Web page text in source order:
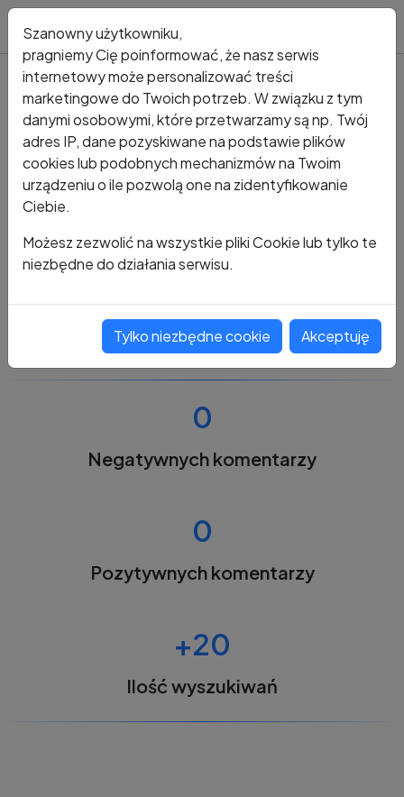
Kto dzwonił? Numer +48 504 437 978
+48 504 437 978
0
Negatywnych komentarzy
0
Pozytywnych komentarzy
+20
Ilość wyszukiwań
Szanowny użytkowniku,
pragniemy Cię poinformować, że nasz serwis
internetowy może personalizować treści
marketingowe do Twoich potrzeb. W związku z tym
danymi osobowymi, które przetwarzamy są np. Twój
adres IP, dane pozyskiwane na podstawie plików
cookies lub podobnych mechanizmów na Twoim
urządzeniu o ile pozwolą one na zidentyfikowanie
Ciebie.
Możesz zezwolić na wszystkie pliki Cookie lub tylko te
niezbędne do działania serwisu.
Tylko niezbędne cookie Akceptuję